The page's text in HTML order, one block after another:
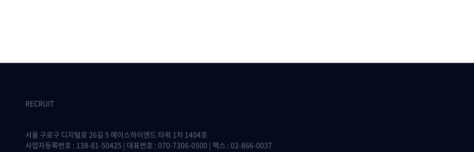
RECRUIT
서울 구로구 디지털로 26길 5 에이스하이엔드 타워 1차 1404호
사업자등록번호 : 138-81-50425 | 대표번호 : 070-7306-0500 | 팩스 : 02-866-0037